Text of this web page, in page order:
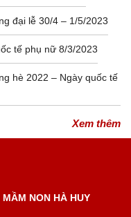
đại lễ 30/4 – 1/5/2023
tế phụ nữ 8/3/2023
hè 2022 – Ngày quốc tế
Xem thêm
NON HÀ HUY